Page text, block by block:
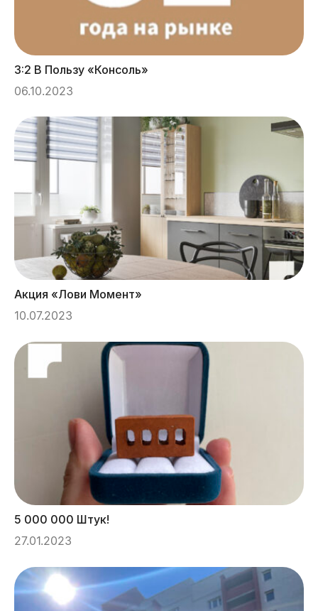
3:2 В Пользу «Консоль»
06.10.2023
Акция «Лови Момент»
10.07.2023
5 000 000 Штук!
27.01.2023